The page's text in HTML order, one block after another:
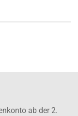
ab der 2.